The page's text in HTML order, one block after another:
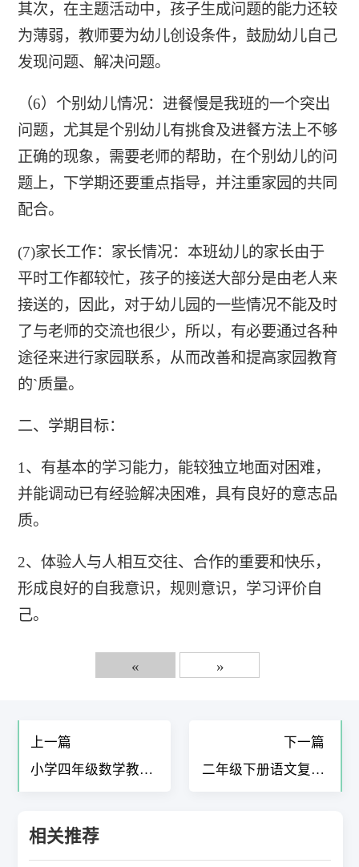
其次，在主题活动中，孩子生成问题的能力还较
为薄弱，教师要为幼儿创设条件，鼓励幼儿自己
发现问题、解决问题。
（6）个别幼儿情况：进餐慢是我班的一个突出
问题，尤其是个别幼儿有挑食及进餐方法上不够
正确的现象，需要老师的帮助，在个别幼儿的问
题上，下学期还要重点指导，并注重家园的共同
配合。
(7)家长工作：家长情况：本班幼儿的家长由于
平时工作都较忙，孩子的接送大部分是由老人来
接送的，因此，对于幼儿园的一些情况不能及时
了与老师的交流也很少，所以，有必要通过各种
途径来进行家园联系，从而改善和提高家园教育
的`质量。
二、学期目标：
1、有基本的学习能力，能较独立地面对困难，
并能调动已有经验解决困难，具有良好的意志品
质。
2、体验人与人相互交往、合作的重要和快乐，
形成良好的自我意识，规则意识，学习评价自
己。
« »
上一篇
小学四年级数学教学
下一篇
二年级下册语文复习
相关推荐